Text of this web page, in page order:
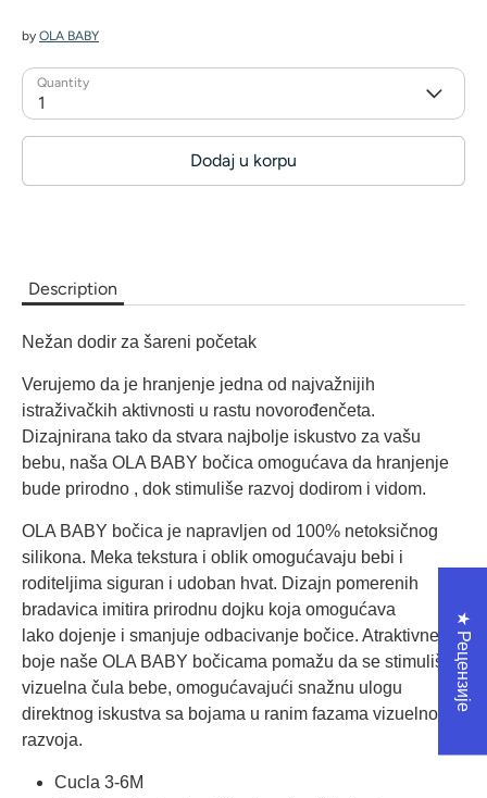
by OLA BABY
Quantity
1
Dodaj u korpu
Description
Nežan dodir za šareni početak
Verujemo da je hranjenje jedna od najvažnijih
istraživačkih aktivnosti u rastu novorođenčeta.
Dizajnirana tako da stvara najbolje iskustvo za vašu
bebu, naša OLA BABY bočica omogućava da hranjenje
bude prirodno , dok stimuliše razvoj dodirom i vidom.
OLA BABY bočica je napravljen od 100% netoksičnog
silikona. Meka tekstura i oblik omogućavaju bebi i
roditeljima siguran i udoban hvat. Dizajn pomerenih
bradavica imitira prirodnu dojku koja omogućava
lako dojenje i smanjuje odbacivanje bočice. Atraktivne
boje naše OLA BABY bočicama pomažu da se stimulišu
vizuelna čula bebe, omogućavajući snažnu ulogu
direktnog iskustva sa bojama u ranim fazama vizuelnog
razvoja.
Cucla 3-6M
★ Рецензије